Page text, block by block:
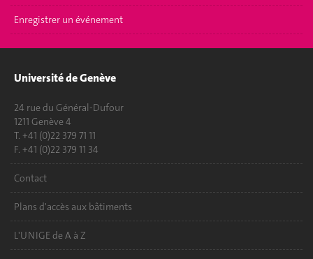
Enregistrer un événement
Université de Genève
24 rue du Général-Dufour
1211 Genève 4
T. +41 (0)22 379 71 11
F. +41 (0)22 379 11 34
Contact
Plans d'accès aux bâtiments
L'UNIGE de A à Z